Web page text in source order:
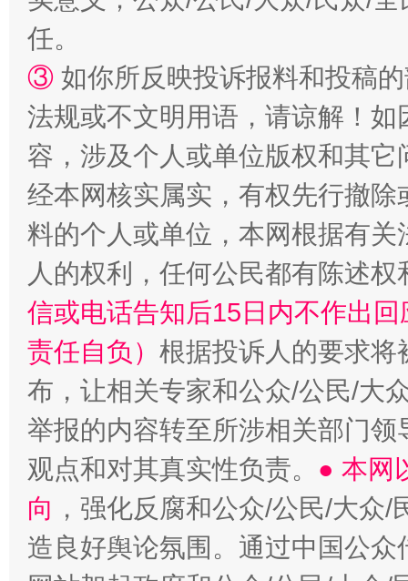
扯下公款旅游的“隐身衣” 如何以
“蜀中异人”王建安的艺术幻境
任。
③ 如你所反映投诉报料和投稿
法规或不文明用语，请谅解！
容，涉及个人或单位版权和其它
经本网核实属实，有权先行撤
料的个人或单位，本网根据有
人的权利，任何公民都有陈述
信或电话告知后15日内不作出
责任自负） 根据投诉人的要求将
布，让相关专家和公众/公民/大
举报的内容转至所涉相关部门
观点和对其真实性负责。 ● 本网
向 ，强化反腐和公众/公民/大众
造良好舆论氛围。通过中国公